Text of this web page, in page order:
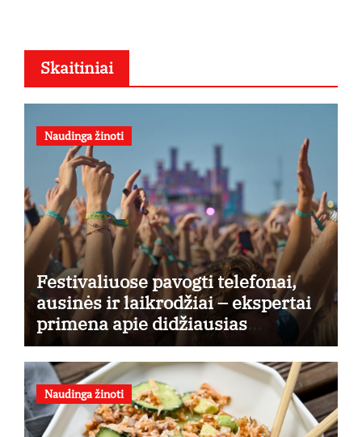
Skaitiniai
Naudinga žinoti
Festivaliuose pavogti telefonai,
ausinės ir laikrodžiai – ekspertai
primena apie didžiausias
finansines rizikas
Naudinga žinoti